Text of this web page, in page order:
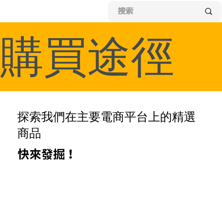
探索我們在主要電商平台上的精選
商品
購買途徑
快來發掘！